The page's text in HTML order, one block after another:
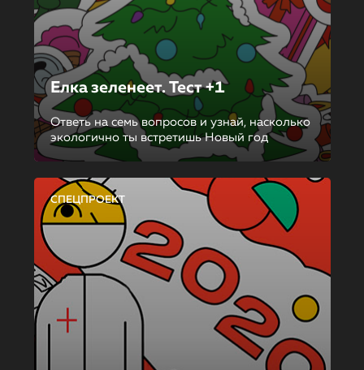
Елка зеленеет. Тест +1
Ответь на семь вопросов и узнай, насколько
экологично ты встретишь Новый год
СПЕЦПРОЕКТ